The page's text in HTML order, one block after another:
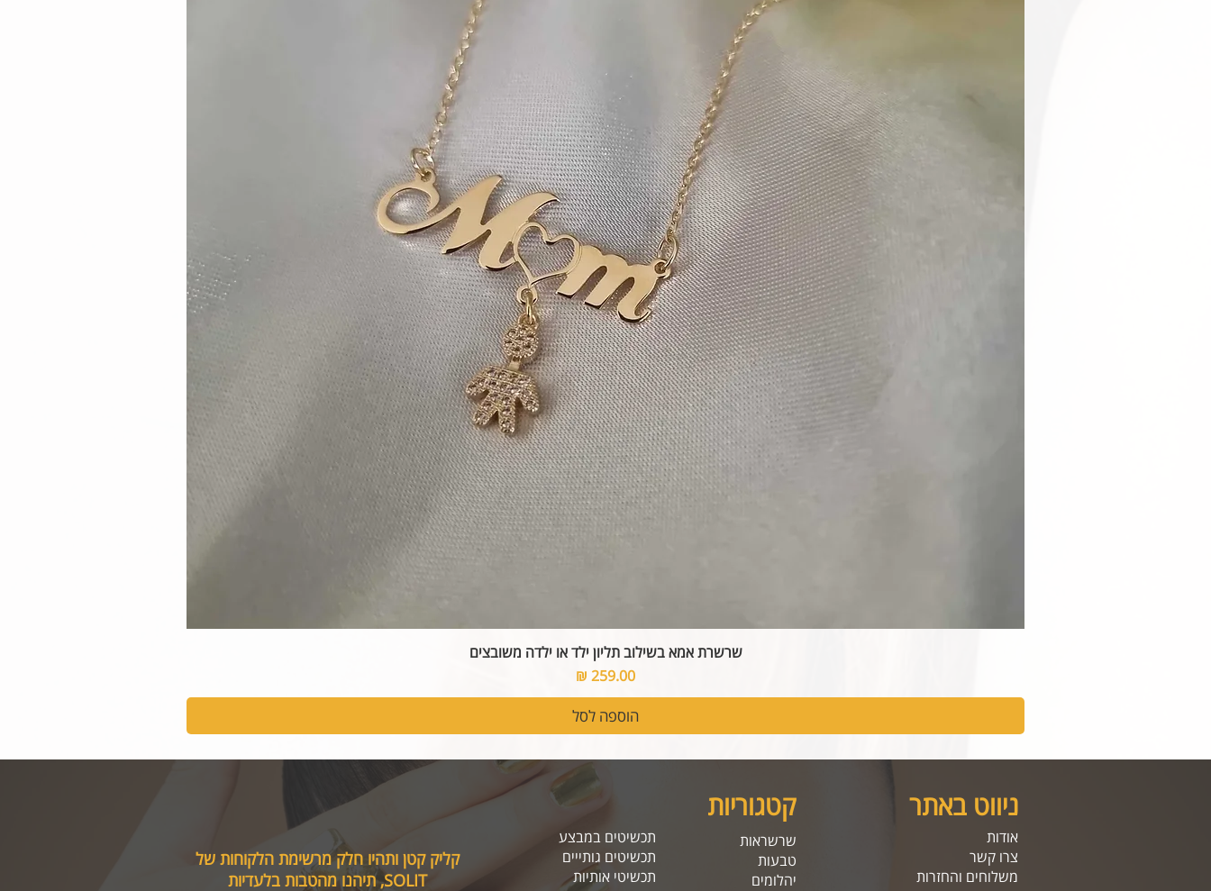
שרשרת אמא בשילוב תליון ילד או ילדה משובצים
מחיר
הוספה לסל
קטגוריות ניווט באתר
קליק קטן ותהיו חלק מרשימת הלקוחות של
SOLIT, תיהנו מהטבות בלעדיות
שרשראות
טבעות
יהלומים
תכשיטים במבצע
תכשיטים גותייים
תכשיטי אותיות
אודות
צרו קשר
משלוחים והחזרות